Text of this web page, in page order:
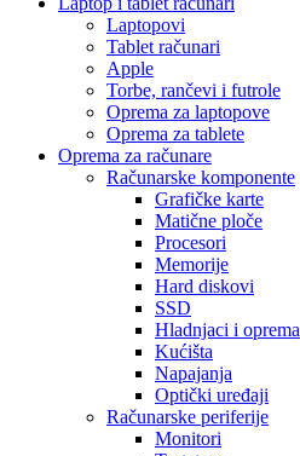
Laptopovi
Tablet računari
Apple
Torbe, rančevi i futrole
Oprema za laptopove
Oprema za tablete
Oprema za računare
Računarske komponente
Grafičke karte
Matične ploče
Procesori
Memorije
Hard diskovi
SSD
Hladnjaci i oprema
Kućišta
Napajanja
Optički uređaji
Računarske periferije
Monitori